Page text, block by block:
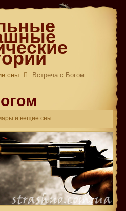
сны Встреча с Богом
и вещие сны